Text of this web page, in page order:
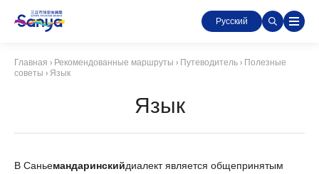
Русский
Главная › Рекомендованные маршруты › Путеводитель › Полезные
советы › Язык
Язык
В Саньемандаринскийдиалект является общепринятым